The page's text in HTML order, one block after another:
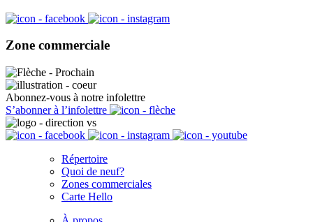
Zone commerciale
Abonnez-vous à notre infolettre
S’abonner à l’infolettre
Répertoire
Quoi de neuf?
Zones commerciales
Carte Hello